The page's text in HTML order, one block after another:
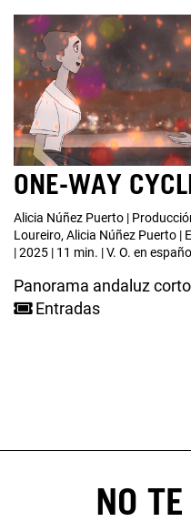
ONE-WAY
Alicia Núñez Puerto |
Loureiro, Alicia Núñez Puerto |
| 2025 | 11 min. | V. O. en español
Panorama andaluz
Entradas
NO